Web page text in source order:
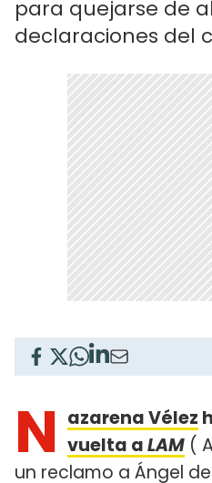
para quejarse de
declaraciones del
N azarena Vélez
vuelta aLAM (
un reclamo a Ángel